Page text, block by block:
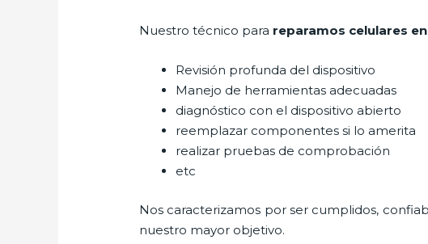
Nuestro técnico para reparamos celulares
Revisión profunda del dispositivo
Manejo de herramientas adecuadas
diagnóstico con el dispositivo abierto
reemplazar componentes si lo amerita
realizar pruebas de comprobación
etc
Nos caracterizamos por ser cumplidos,
nuestro mayor objetivo.